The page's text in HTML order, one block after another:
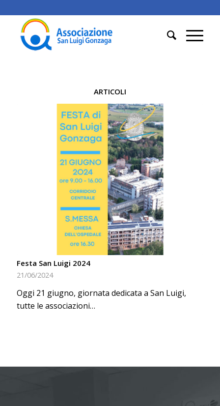
ARTICOLI
Festa San Luigi 2024
21/06/2024
Oggi 21 giugno, giornata dedicata a San Luigi,
tutte le associazioni…